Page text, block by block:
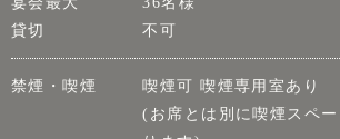
貸切
不可
禁煙・喫煙
喫煙可 喫煙専用室あり
(お席とは別に喫煙スペ